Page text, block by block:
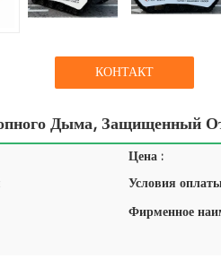
КОНТАКТ
Дыма, Защищенный
Цена :
Условия